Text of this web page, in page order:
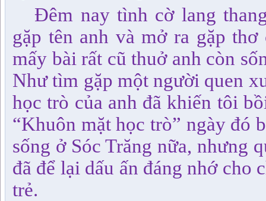
Đêm nay tình cờ lang
gặp tên anh và mở ra gặp
mấy bài rất cũ thuở anh còn
Như tìm gặp một người quen
học trò của anh đã khiến tôi
“Khuôn mặt học trò” ngày đó
sống ở Sóc Trăng nữa, nhưng
đã để lại dấu ấn đáng nhớ cho
trẻ.